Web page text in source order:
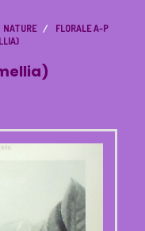
NATURE
FLORALE A-P